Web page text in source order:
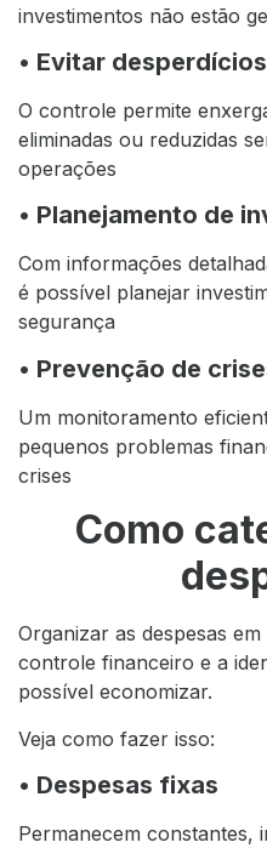
investimentos não estão
• Evitar desperdícios
O controle permite
eliminadas ou reduzidas
operações
• Planejamento de
Com informações
é possível planejar
segurança
• Prevenção de
Um monitoramento
pequenos problemas
crises
Como
Organizar as despesas
controle financeiro e a
possível economizar.
Veja como fazer isso:
• Despesas fixas
Permanecem constantes,